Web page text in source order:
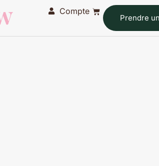
Compte
Prendre